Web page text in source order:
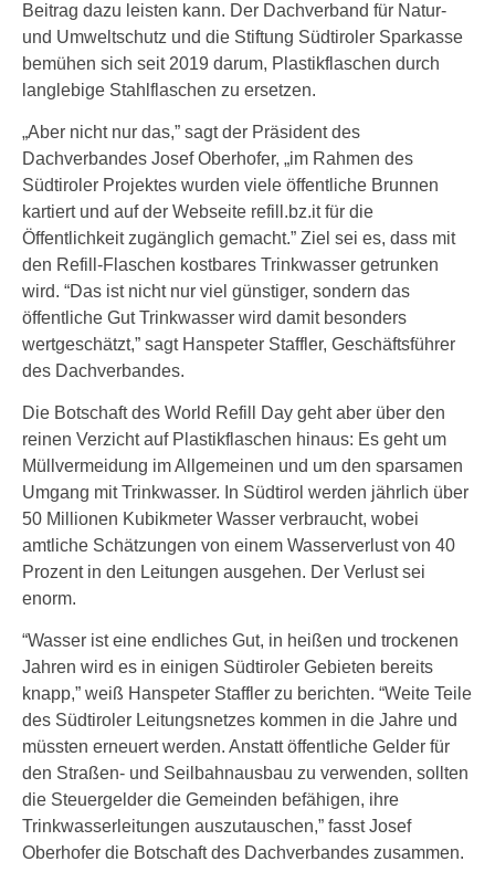
Beitrag dazu leisten kann. Der Dachverband für Natur-
und Umweltschutz und die Stiftung Südtiroler Sparkasse
bemühen sich seit 2019 darum, Plastikflaschen durch
langlebige Stahlflaschen zu ersetzen.
„Aber nicht nur das,” sagt der Präsident des
Dachverbandes Josef Oberhofer, „im Rahmen des
Südtiroler Projektes wurden viele öffentliche Brunnen
kartiert und auf der Webseite refill.bz.it für die
Öffentlichkeit zugänglich gemacht.” Ziel sei es, dass mit
den Refill-Flaschen kostbares Trinkwasser getrunken
wird. “Das ist nicht nur viel günstiger, sondern das
öffentliche Gut Trinkwasser wird damit besonders
wertgeschätzt,” sagt Hanspeter Staffler, Geschäftsführer
des Dachverbandes.
Die Botschaft des World Refill Day geht aber über den
reinen Verzicht auf Plastikflaschen hinaus: Es geht um
Müllvermeidung im Allgemeinen und um den sparsamen
Umgang mit Trinkwasser. In Südtirol werden jährlich über
50 Millionen Kubikmeter Wasser verbraucht, wobei
amtliche Schätzungen von einem Wasserverlust von 40
Prozent in den Leitungen ausgehen. Der Verlust sei
enorm.
“Wasser ist eine endliches Gut, in heißen und trockenen
Jahren wird es in einigen Südtiroler Gebieten bereits
knapp,” weiß Hanspeter Staffler zu berichten. “Weite Teile
des Südtiroler Leitungsnetzes kommen in die Jahre und
müssten erneuert werden. Anstatt öffentliche Gelder für
den Straßen- und Seilbahnausbau zu verwenden, sollten
die Steuergelder die Gemeinden befähigen, ihre
Trinkwasserleitungen auszutauschen,” fasst Josef
Oberhofer die Botschaft des Dachverbandes zusammen.